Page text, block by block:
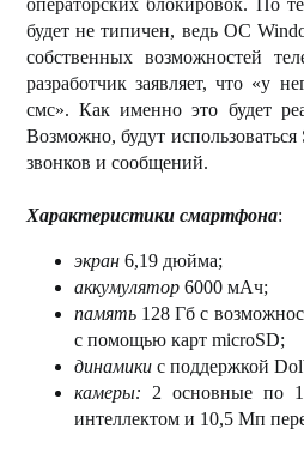
операторских блокировок. По
будет не типичен, ведь ОС
собственных возможностей
разработчик заявляет, что «у
смс». Как именно это будет
Возможно, будут
звонков и сообщений.
Характеристики смартфона:
экран 6,19 дюйма;
аккумулятор 6000 мАч;
память 128 Гб с
с помощью карт microSD;
динамики с поддержкой
камеры: 2 основные по
интеллектом и 10,5 Мп